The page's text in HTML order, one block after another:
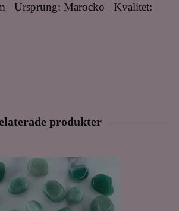
Ursprung: Marocko Kvalitet: